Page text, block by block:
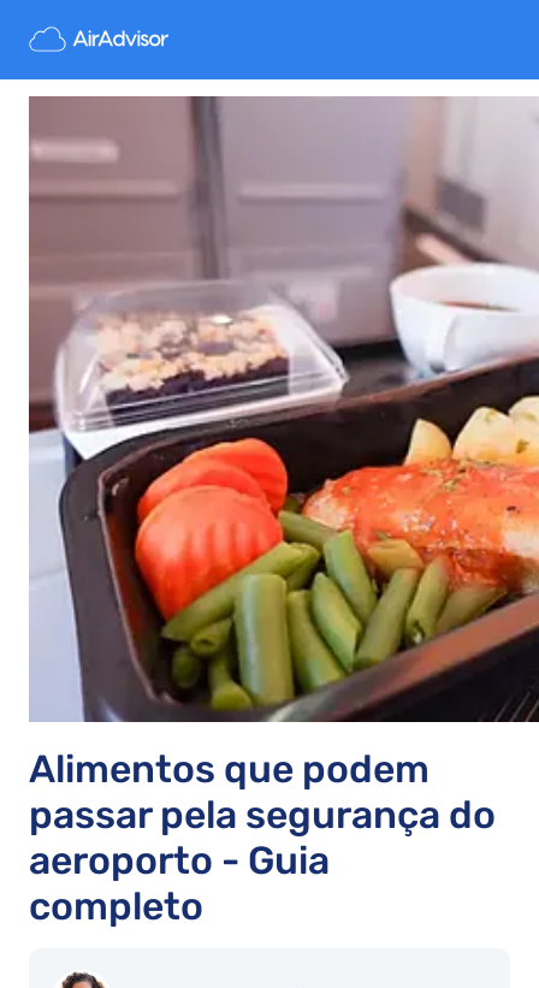
Alimentos que podem
passar pela segurança do
aeroporto - Guia
completo